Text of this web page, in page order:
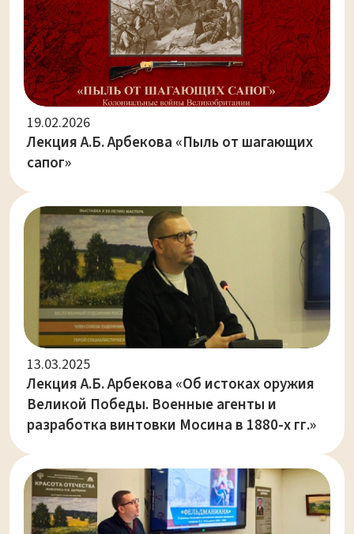
19.02.2026
Лекция А.Б. Арбекова «Пыль от шагающих
сапог»
13.03.2025
Лекция А.Б. Арбекова «Об истоках оружия
Великой Победы. Военные агенты и
разработка винтовки Мосина в 1880-х гг.»